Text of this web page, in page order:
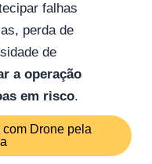
falhas
perda de
de
a operação
em risco.
Drone pela